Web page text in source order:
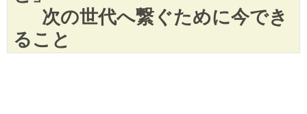
次の世代へ繋ぐために今でき
ること